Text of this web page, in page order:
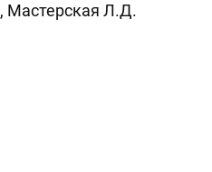
, Мастерская Л.Д.